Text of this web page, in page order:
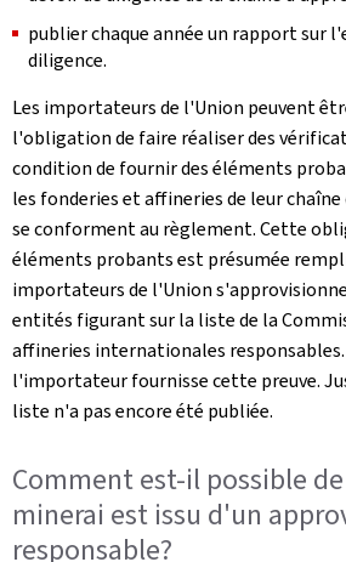
publier chaque année un rapport sur
diligence.
Les importateurs de l'Union peuvent
l'obligation de faire réaliser des
condition de fournir des éléments
les fonderies et affineries de leur
se conforment au règlement. Cette
éléments probants est présumée
importateurs de l'Union
entités figurant sur la liste de la
affineries internationales
l'importateur fournisse cette preuve.
liste n'a pas encore été publiée.
Comment est-il possible
minerai est issu d'un
responsable?